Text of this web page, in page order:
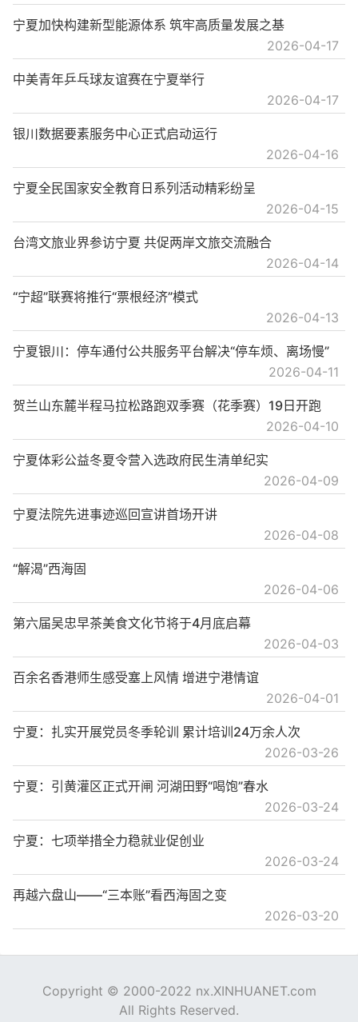
2026-04-17
宁夏加快构建新型能源体系 筑牢高质量发展之基
2026-04-17
中美青年乒乓球友谊赛在宁夏举行
2026-04-16
银川数据要素服务中心正式启动运行
2026-04-15
宁夏全民国家安全教育日系列活动精彩纷呈
2026-04-14
台湾文旅业界参访宁夏 共促两岸文旅交流融合
2026-04-13
“宁超”联赛将推行“票根经济”模式
2026-04-11
宁夏银川：停车通付公共服务平台解决“停车烦、离场慢”
2026-04-10
贺兰山东麓半程马拉松路跑双季赛（花季赛）19日开跑
2026-04-09
宁夏体彩公益冬夏令营入选政府民生清单纪实
2026-04-08
宁夏法院先进事迹巡回宣讲首场开讲
2026-04-06
“解渴”西海固
2026-04-03
第六届吴忠早茶美食文化节将于4月底启幕
2026-04-01
百余名香港师生感受塞上风情 增进宁港情谊
2026-03-26
宁夏：扎实开展党员冬季轮训 累计培训24万余人次
2026-03-24
宁夏：引黄灌区正式开闸 河湖田野“喝饱”春水
2026-03-24
宁夏：七项举措全力稳就业促创业
2026-03-20
再越六盘山——“三本账”看西海固之变
Copyright © 2000-2022 nx.XINHUANET.com
All Rights Reserved.